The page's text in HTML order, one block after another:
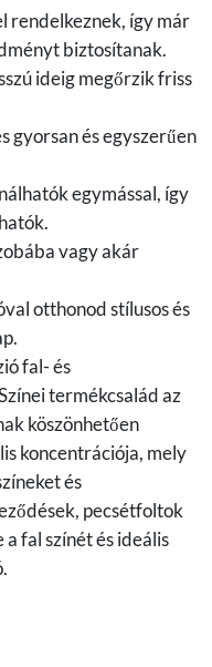
rendelkeznek, így már
biztosítanak.
ideig megőrzik friss
gyorsan és egyszerűen
egymással, így
vagy akár
otthonod stílusos és
fal- és
termékcsalád az
köszönhetően
koncentrációja, mely
és
pecsétfoltok
fal színét és ideális